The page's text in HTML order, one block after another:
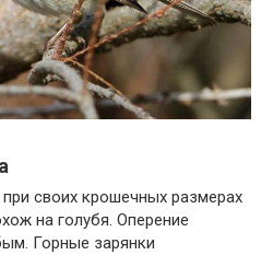
своих крошечных размерах
на голубя. Оперение
Горные зарянки